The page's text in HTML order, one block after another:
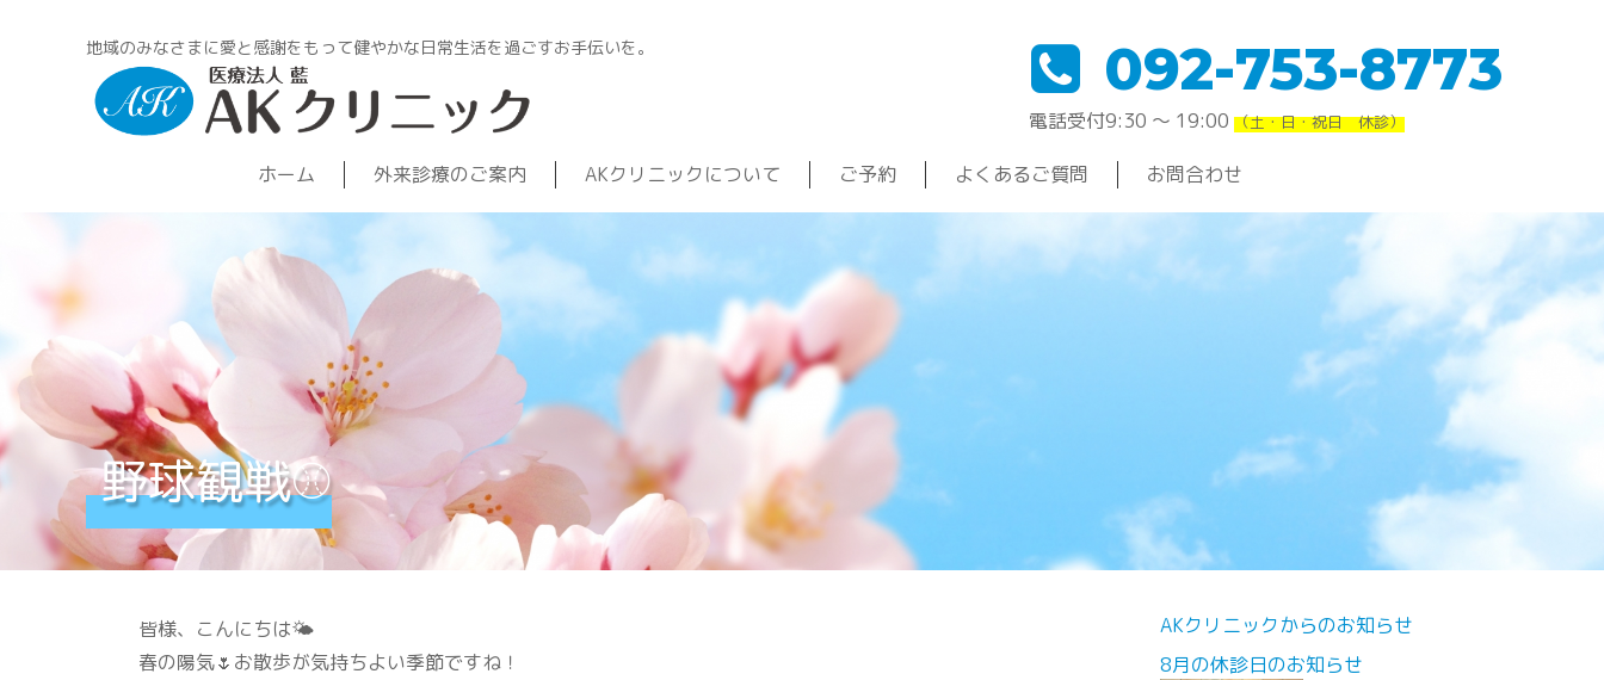
地域のみなさまに愛と感謝をもって健やかな日常生活を過ごすお手伝いを。 092-753-8773
電話受付9:30 〜 19:00（土・日・祝日 休診）
ホーム 外来診療のご案内 AKクリニックについて ご予約 よくあるご質問 お問合わせ
野球観戦⚾
皆様、こんにちは🌤
春の陽気🌷お散歩が気持ちよい季節ですね！
AKクリニックからのお知らせ
8月の休診日のお知らせ